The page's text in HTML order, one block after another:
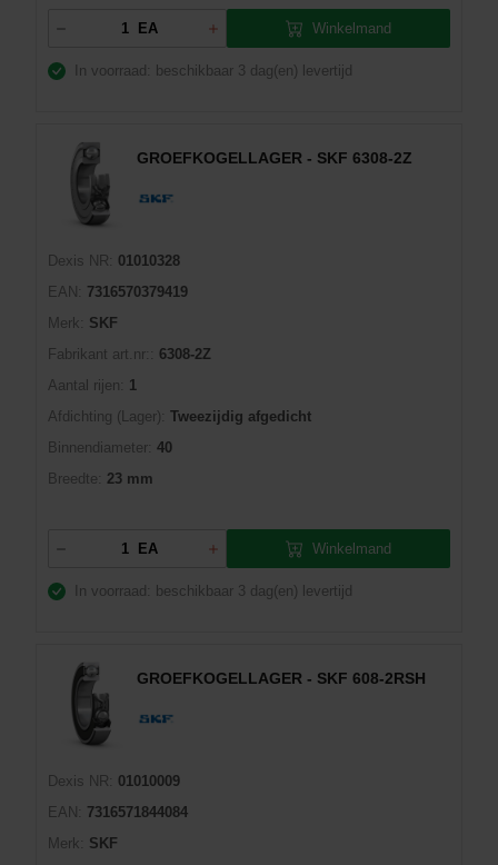
EA Winkelmand
In voorraad: beschikbaar 3 dag(en) levertijd
GROEFKOGELLAGER - SKF 6308-2Z
Dexis NR:
01010328
EAN:
7316570379419
Merk:
SKF
Fabrikant art.nr::
6308-2Z
Aantal rijen:
1
Afdichting (Lager): Tweezijdig afgedicht
Binnendiameter: 40
Breedte: 23 mm
EA Winkelmand
In voorraad: beschikbaar 3 dag(en) levertijd
GROEFKOGELLAGER - SKF 608-2RSH
Dexis NR:
01010009
EAN:
7316571844084
Merk:
SKF